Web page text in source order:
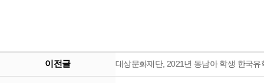
이전글 대상문화재단, 2021년 동남아 학생 한국